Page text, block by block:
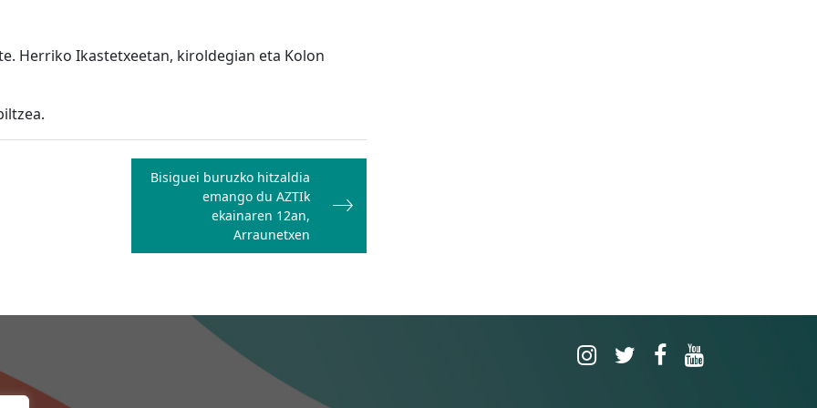
Herriko Ikastetxeetan, kiroldegian eta Kolon
Bisiguei buruzko hitzaldia
emango du AZTIk
ekainaren 12an,
Arraunetxen